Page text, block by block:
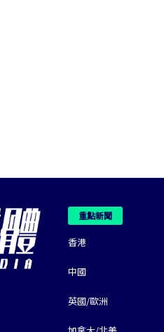
重點新聞
香港
中國
英國/歐洲